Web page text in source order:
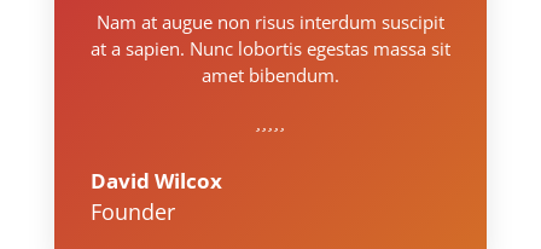
Nam at augue non risus interdum suscipit
at a sapien. Nunc lobortis egestas massa sit
amet bibendum.
David Wilcox
Founder